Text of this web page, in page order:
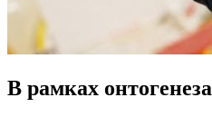
В рамках онтогенеза